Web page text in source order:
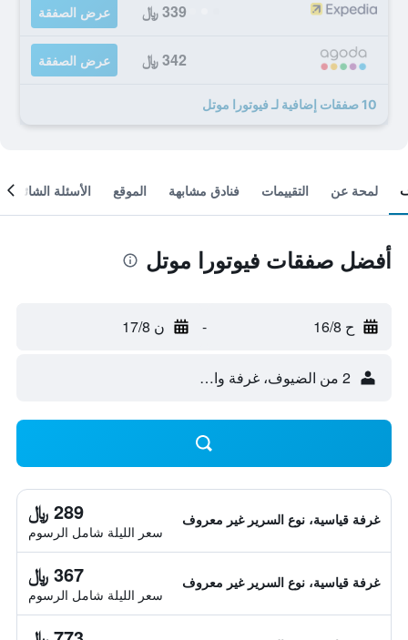
339 ﷼ عرض الصفقة
342 ﷼ عرض الصفقة
10 صفقات إضافية لـ فيوتورا موتل
لمحة عن التقييمات فنادق مشابهة الموقع الأسئلة الشائعة
أفضل صفقات فيوتورا موتل
ح 16/8 - ن 17/8
2 من الضيوف، غرفة واحدة
غرفة قياسية، نوع السرير غير معروف 289 ﷼
سعر الليلة شامل الرسوم
غرفة قياسية، نوع السرير غير معروف 367 ﷼
سعر الليلة شامل الرسوم